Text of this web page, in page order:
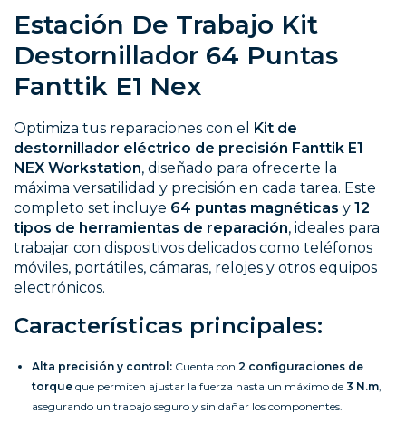
Estación De Trabajo Kit
Destornillador 64 Puntas
Fanttik E1 Nex
Optimiza tus reparaciones con el Kit de
destornillador eléctrico de precisión Fanttik E1
NEX Workstation, diseñado para ofrecerte la
máxima versatilidad y precisión en cada tarea. Este
completo set incluye 64 puntas magnéticas y 12
tipos de herramientas de reparación, ideales para
trabajar con dispositivos delicados como teléfonos
móviles, portátiles, cámaras, relojes y otros equipos
electrónicos.
Características principales:
Alta precisión y control: Cuenta con 2 configuraciones de
torque que permiten ajustar la fuerza hasta un máximo de 3 N.m
asegurando un trabajo seguro y sin dañar los componentes.